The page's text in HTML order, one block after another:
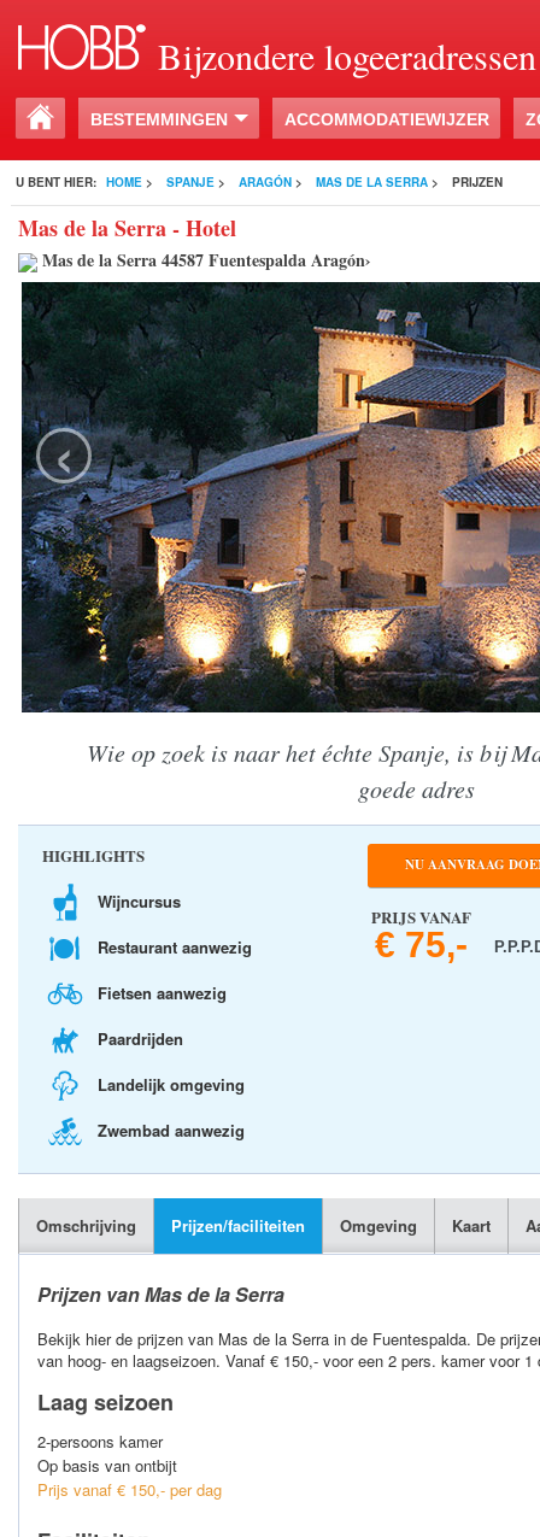
Bijzondere logeeradressen
BESTEMMINGEN ACCOMMODATIEWIJZER
U BENT HIER: HOME > SPANJE > ARAGÓN > MAS DE LA SERRA > PRIJZEN
Mas de la Serra - Hotel
Mas de la Serra 44587 Fuentespalda Aragón›
‹
Wie op zoek is naar het échte Spanje, is bij
goede adres
HIGHLIGHTS
Wijncursus
Restaurant aanwezig
Fietsen aanwezig
Paardrijden
Landelijk omgeving
Zwembad aanwezig
NU AANVRAAG
PRIJS VANAF
€ 75,-
Omschrijving Prijzen/faciliteiten Omgeving Kaart
Prijzen van Mas de la Serra
Bekijk hier de prijzen van Mas de la Serra in de Fuentespalda. De
van hoog- en laagseizoen. Vanaf € 150,- voor een 2 pers. kamer voor 1
Laag seizoen
2-persoons kamer
Op basis van ontbijt
Prijs vanaf € 150,- per dag